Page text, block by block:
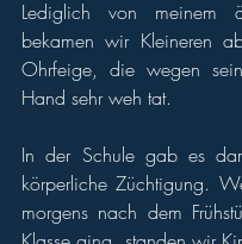
Lediglich von meinem
bekamen wir Kleineren
Ohrfeige, die wegen
Hand sehr weh tat.
In der Schule gab es
körperliche Züchtigung.
morgens nach dem